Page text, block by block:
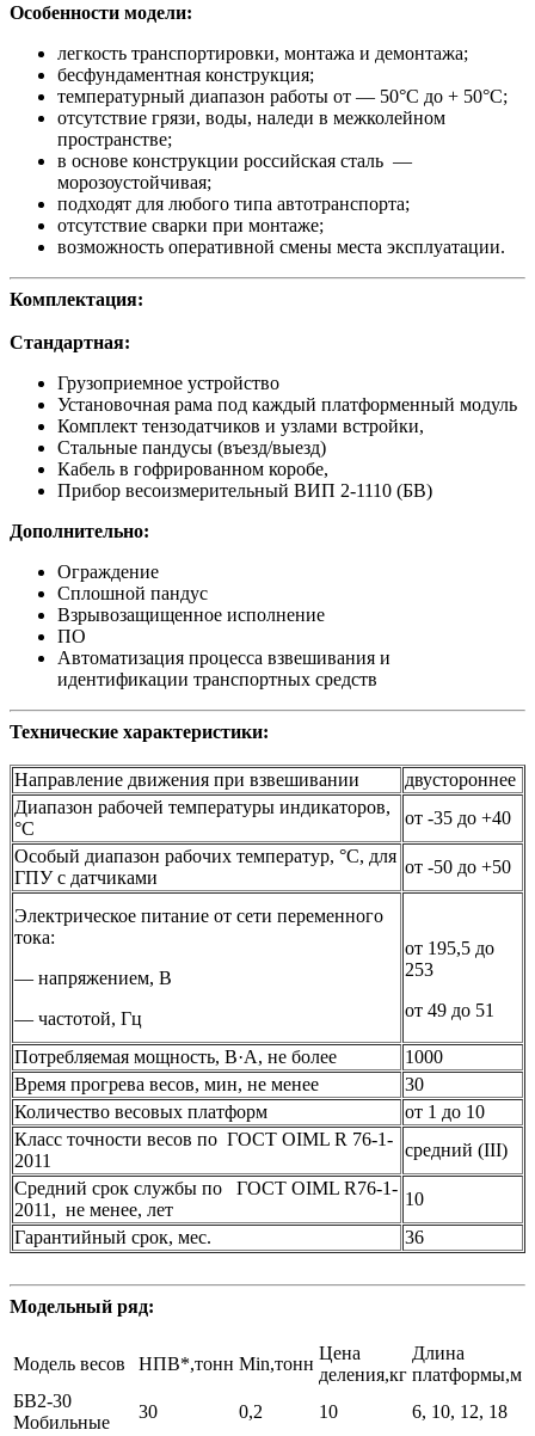
Особенности модели:
легкость транспортировки, монтажа и демонтажа;
бесфундаментная конструкция;
температурный диапазон работы от — 50°С до + 50°С;
отсутствие грязи, воды, наледи в межколейном
пространстве;
в основе конструкции российская сталь —
морозоустойчивая;
подходят для любого типа автотранспорта;
отсутствие сварки при монтаже;
возможность оперативной смены места эксплуатации.
Комплектация:
Стандартная:
Грузоприемное устройство
Установочная рама под каждый платформенный модуль
Комплект тензодатчиков и узлами встройки,
Стальные пандусы (въезд/выезд)
Кабель в гофрированном коробе,
Прибор весоизмерительный ВИП 2-1110 (БВ)
Дополнительно:
Ограждение
Сплошной пандус
Взрывозащищенное исполнение
ПО
Автоматизация процесса взвешивания и
идентификации транспортных средств
Технические характеристики:
Направление движения при взвешивании
двустороннее
Диапазон рабочей температуры индикаторов,
°С
от -35 до +40
Особый диапазон рабочих температур, °С, для
ГПУ с датчиками
от -50 до +50
Электрическое питание от сети переменного
тока:
— напряжением, В
— частотой, Гц
от 195,5 до
253
от 49 до 51
Потребляемая мощность, В·A, не более
1000
Время прогрева весов, мин, не менее
30
Количество весовых платформ
от 1 до 10
Класс точности весов по ГОСТ OIML R 76-1-
2011
средний (III)
Средний срок службы по ГОСТ OIML R76-1-
2011, не менее, лет
10
Гарантийный срок, мес.
36
Модельный ряд:
Модель весов НПВ*,тонн Min,тонн
Цена
деления,кг
Длина
платформы,м
БВ2-30
Мобильные
30 0,2 10
6, 10, 12, 18